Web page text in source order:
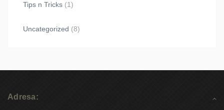
Tips n Tricks (1)
Uncategorized (8)
Adresa: